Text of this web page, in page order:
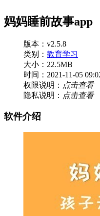
妈妈睡前故事app
版本：v2.5.8
类别： 教育学习
大小：22.5MB
时间：2021-11-05
权限说明： 点击查看
隐私说明： 点击查看
软件介绍